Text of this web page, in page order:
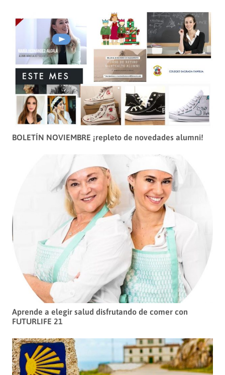
BOLETÍN NOVIEMBRE ¡repleto de novedades alumni!
Aprende a elegir salud disfrutando de comer con
FUTURLIFE 21